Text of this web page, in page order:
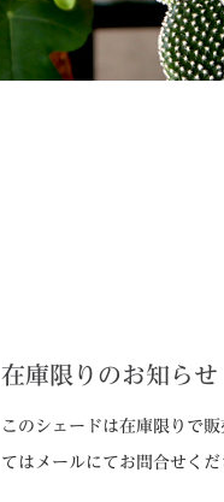
在庫限りのお知らせ
このシェードは在庫限りで
てはメールにてお問合せく